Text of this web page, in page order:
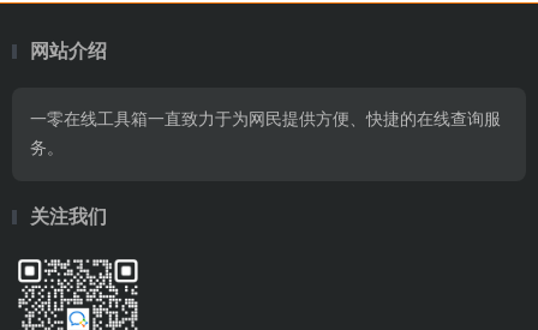
网站介绍
一零在线工具箱一直致力于为网民提供方便、快捷的在线查询服
务。
关注我们